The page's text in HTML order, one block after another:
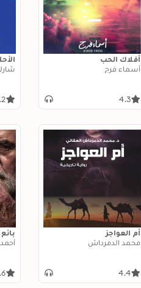
أفلاك الحب
أسماء فرج
4.3
أم العواجز
محمد الدمرداش
4.4